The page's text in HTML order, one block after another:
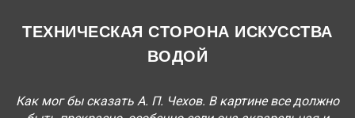
ТЕХНИЧЕСКАЯ СТОРОНА ИСКУССТВА
ВОДОЙ
Как мог бы сказать А. П. Чехов. В картине все должно